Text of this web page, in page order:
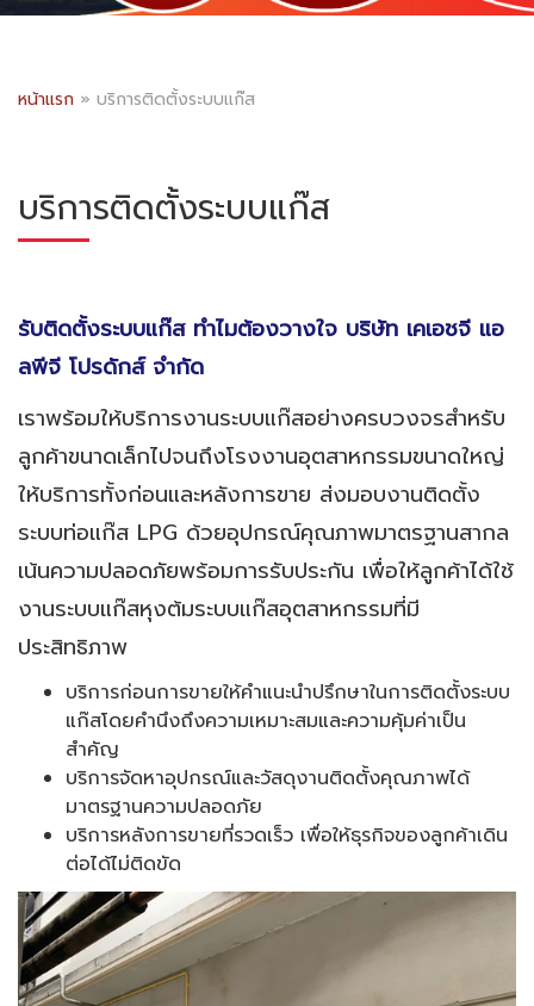
หน้าแรก » บริการติดตั้งระบบแก๊ส
บริการติดตั้งระบบแก๊ส
รับติดตั้งระบบแก๊ส ทำไมต้องวางใจ บริษัท เคเอชจี แอ
ลพีจี โปรดักส์ จำกัด
เราพร้อมให้บริการงานระบบแก๊สอย่างครบวงจรสำหรับ
ลูกค้าขนาดเล็กไปจนถึงโรงงานอุตสาหกรรมขนาดใหญ่
ให้บริการทั้งก่อนและหลังการขาย ส่งมอบงานติดตั้ง
ระบบท่อแก๊ส LPG ด้วยอุปกรณ์คุณภาพมาตรฐานสากล
เน้นความปลอดภัยพร้อมการรับประกัน เพื่อให้ลูกค้าได้ใช้
งานระบบแก๊สหุงต้มระบบแก๊สอุตสาหกรรมที่มี
ประสิทธิภาพ
บริการก่อนการขายให้คำแนะนำปรึกษาในการติดตั้งระบบ
แก๊สโดยคำนึงถึงความเหมาะสมและความคุ้มค่าเป็น
สำคัญ
บริการจัดหาอุปกรณ์และวัสดุงานติดตั้งคุณภาพได้
มาตรฐานความปลอดภัย
บริการหลังการขายที่รวดเร็ว เพื่อให้ธุรกิจของลูกค้าเดิน
ต่อได้ไม่ติดขัด